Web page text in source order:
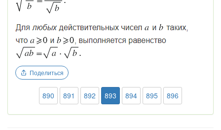
Поделиться
890 891 892 893 894 895 896